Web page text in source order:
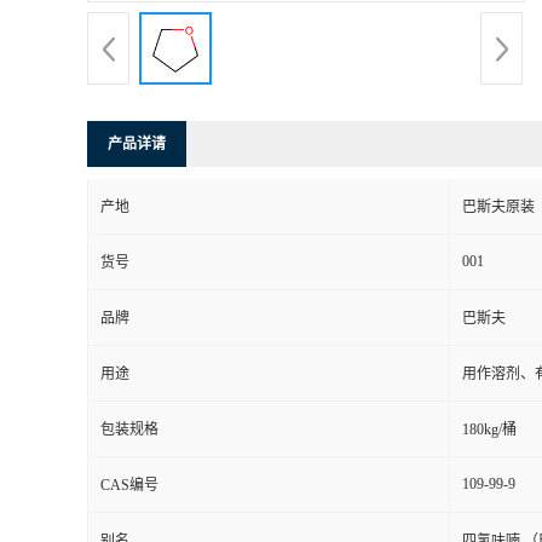
产品详请
产地 巴斯夫原装
货号 001
品牌 巴斯夫
用途 用作溶剂、
包装规格 180kg/桶
CAS编号 109-99-9